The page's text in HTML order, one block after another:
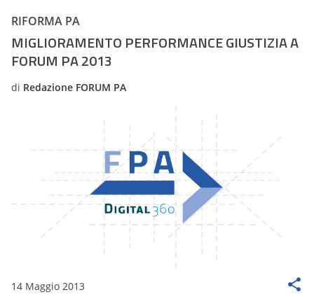
RIFORMA PA
MIGLIORAMENTO PERFORMANCE GIUSTIZIA A
FORUM PA 2013
di Redazione FORUM PA
14 Maggio 2013